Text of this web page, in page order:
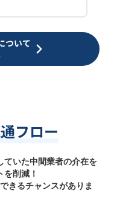
ついて
フロー
ていた中間業者の介在を
削減！
きるチャンスがありま